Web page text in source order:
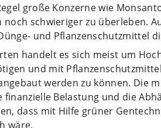
große Konzerne wie
schwieriger zu überleben.
und Pflanzenschutzmittel
handelt es sich meist um
und mit
werden zu können. Die
Belastung und die
dass mit Hilfe grüner
wäre.